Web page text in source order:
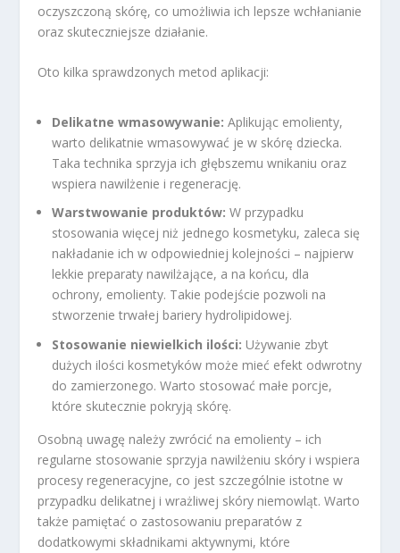
oczyszczoną skórę, co umożliwia ich lepsze wchłanianie
oraz skuteczniejsze działanie.
Oto kilka sprawdzonych metod aplikacji:
Delikatne wmasowywanie: Aplikując emolienty,
warto delikatnie wmasowywać je w skórę dziecka.
Taka technika sprzyja ich głębszemu wnikaniu oraz
wspiera nawilżenie i regenerację.
Warstwowanie produktów: W przypadku
stosowania więcej niż jednego kosmetyku, zaleca się
nakładanie ich w odpowiedniej kolejności – najpierw
lekkie preparaty nawilżające, a na końcu, dla
ochrony, emolienty. Takie podejście pozwoli na
stworzenie trwałej bariery hydrolipidowej.
Stosowanie niewielkich ilości: Używanie zbyt
dużych ilości kosmetyków może mieć efekt odwrotny
do zamierzonego. Warto stosować małe porcje,
które skutecznie pokryją skórę.
Osobną uwagę należy zwrócić na emolienty – ich
regularne stosowanie sprzyja nawilżeniu skóry i wspiera
procesy regeneracyjne, co jest szczególnie istotne w
przypadku delikatnej i wrażliwej skóry niemowląt. Warto
także pamiętać o zastosowaniu preparatów z
dodatkowymi składnikami aktywnymi, które